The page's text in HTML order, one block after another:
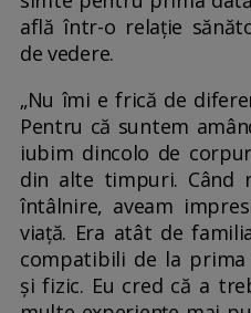
află într-o relație
de vedere.
„Nu îmi e frică de
Pentru că suntem
iubim dincolo de
din alte timpuri. Când
întâlnire, aveam
viață. Era atât de
compatibili de la
și fizic. Eu cred că a